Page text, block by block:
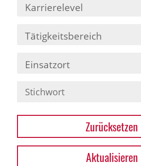
Karrierelevel
Tätigkeitsbereich
Einsatzort
Zurücksetzen
Aktualisieren